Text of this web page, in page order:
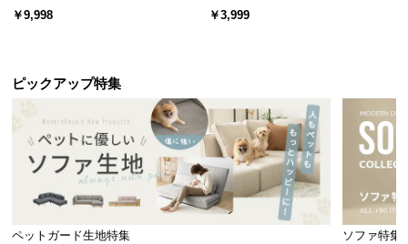
ード 木目/石目調 オープン収納・
引き出し収納付き
￥9,998
スチール 4段階高さ調節 サイドフ
ック オープンラック シンプル
￥3,999
ピックアップ特集
ペットガード生地特集 ソファ特集